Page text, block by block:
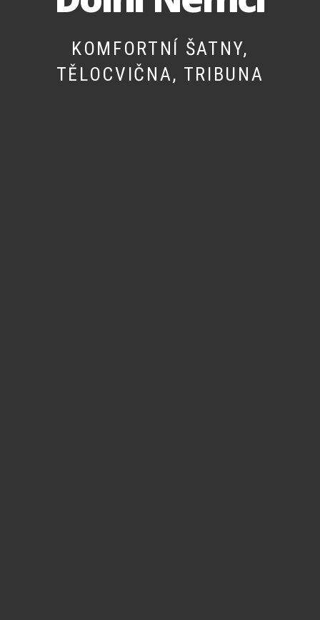
KOMFORTNÍ ŠATNY,
TĚLOCVIČNA, TRIBUNA